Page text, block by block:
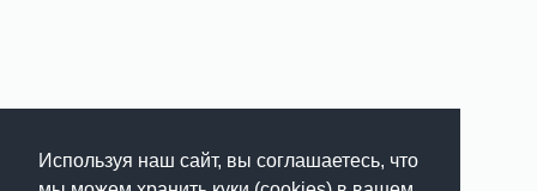
Используя наш сайт, вы соглашаетесь, что